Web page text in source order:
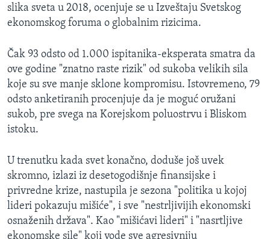
slika sveta u 2018, ocenjuje se u Izveštaju Svetskog
ekonomskog foruma o globalnim rizicima.
Čak 93 odsto od 1.000 ispitanika-eksperata smatra da
ove godine "znatno raste rizik" od sukoba velikih sila
koje su sve manje sklone kompromisu. Istovremeno, 79
odsto anketiranih procenjuje da je moguć oružani
sukob, pre svega na Korejskom poluostrvu i Bliskom
istoku.
U trenutku kada svet konačno, doduše još uvek
skromno, izlazi iz desetogodišnje finansijske i
privredne krize, nastupila je sezona "politika u kojoj
lideri pokazuju mišiće", i sve "nestrljivijih ekonomski
osnaženih država". Kao "mišićavi lideri" i "nasrtljive
ekonomske sile" koji vode sve agresivniju